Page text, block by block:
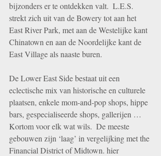
bijzonders er te ontdekken valt.  L.E.S.
strekt zich uit van de Bowery tot aan het
East River Park, met aan de Westelijke kant
Chinatown en aan de Noordelijke kant de
East Village als naaste buren.
De Lower East Side bestaat uit een
eclectische mix van historische en culturele
plaatsen, enkele mom-and-pop shops, hippe
bars, gespecialiseerde shops, gallerijen …
Kortom voor elk wat wils.  De meeste
gebouwen zijn ‘laag’ in vergelijking met the
Financial District of Midtown. hier